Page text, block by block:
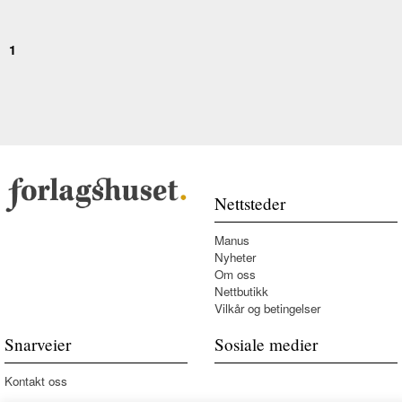
1
Nettsteder
Manus
Nyheter
Om oss
Nettbutikk
Vilkår og betingelser
Snarveier
Kontakt oss
Sosiale medier